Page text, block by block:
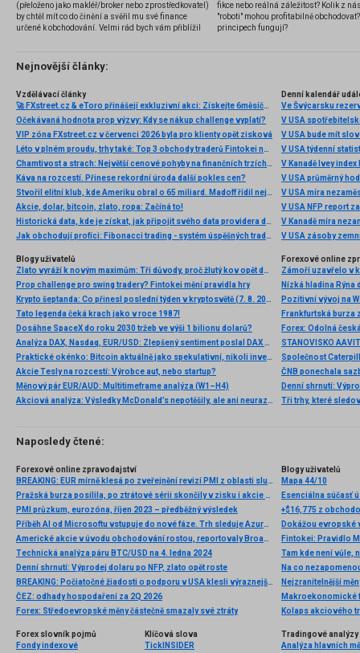
(přeloženo jako makléř/broker nebo zprostředkovatel)
by chtěl mít co do činění a svěřil mu své finance
určené k obchodování. Velmi rád bych vám přiblížil
několik příkladů nejznámějších z nich.
fikce nebo reálná záležitost? Kolik z
"roboti" mohou profitabilně
principech fungují?
Nejnovější články:
Vzdělávací články
🚀 FXstreet.cz & eToro přinášejí exkluzivní akci: Získejte 6měsíční členství ve VIP zóně ZDARMA
Očekávaná hodnota prop výzvy: Kdy se nákup challenge vyplatí?
VIP zóna FXstreet.cz v červenci 2026 byla pro klienty opět zisková
Léto v plném proudu, trhy také: Top 3 obchody traderů Fintokei na indexech a zlatě
Chamtivost a strach: Největší cenové pohyby na finančních trzích (červenec 2026)
Káva na rozcestí. Přinese rekordní úroda další pokles cen?
Stvořil elitní klub, kde Ameriku obral o 65 miliard. Madoff řídil největší Ponzi dějin
Akcie, dolar, bitcoin, zlato, ropa: Začíná to!
Historická data, kde je získat, jak připojit svého data providera do MultiCharts a proč je budeme potřebovat? (4. díl)
Jak obchodují profíci: Fibonacci trading - systém úspěšných traderů
Denní kalendář
Ve Švýcarsku
V USA
V USA bude mít
V USA týdenní
V Kanadě Ivey index
V USA průměrný
V USA míra
V USA NFP report
V Kanadě míra
V USA zásoby
Blogy uživatelů
Zlato vyráží k novým maximům: Tři důvody, proč žlutý kov opět dominuje
Prop challenge pro swing tradery? Fintokei mění pravidla hry
Krypto šeptanda: Co přinesl poslední týden v kryptosvětě (7. 8. 2026)
Tato legenda čeká krach jako v roce 1987!
Dosáhne SpaceX do roku 2030 tržeb ve výši 1 bilionu dolarů?
Analýza DAX, Nasdaq, EUR/USD: Zlepšený sentiment poslal DAX na nová maxima
Praktické okénko: Bitcoin aktuálně jako spekulativní, nikoli investiční aktivum
Akcie Tesly na rozcestí: Výrobce aut, nebo startup?
Měnový pár EUR/AUD: Multitimeframe analýza (W1–H4)
Akciová analýza: Výsledky McDonald’s nepotěšily, ale ani neurazily. Jakou vizi společnost prezentovala?
Forexové online
Nízká hladina
Pozitivní vývoj na
Frankfurtská burza
Denní shrnutí:
Tři trhy, které
Naposledy čtené:
Forexové online zpravodajství
BREAKING: EUR mírně klesá po zveřejnění revizí PMI z oblasti služeb
Pražská burza posílila, po ztrátové sérii skončily v zisku i akcie ČEZ
PMI průzkum, eurozóna, říjen 2023 – předběžný výsledek
Příběh AI od Microsoftu vstupuje do nové fáze. Trh sleduje Azure a tržby
Americké akcie v úvodu obchodování rostou, reportovaly Broadcom, Costco, Hewlett Packard a další
Technická analýza páru BTC/USD na 4. ledna 2024
Denní shrnutí: Výprodej dolaru po NFP, zlato opět roste
BREAKING: Počiatočné žiadosti o podporu v USA klesli výraznejšie ako sa očakávalo
ČEZ: odhady hospodaření za 2Q 2026
Forex: Středoevropské měny částečně smazaly své ztráty
Blogy uživatelů
Mapa 44/10
Esenciálna súčasť
+$16,775 z
Dokážou evropské
Fintokei: Pravidlo
Tam kde není vůle,
Na co
Nejzranitelnější
Makroekonomické
Kolaps akciového
Forex slovník pojmů
Fondy indexové
Klíčová slova
TickINSIDER
Tradingové analýzy
Analýza hlavních